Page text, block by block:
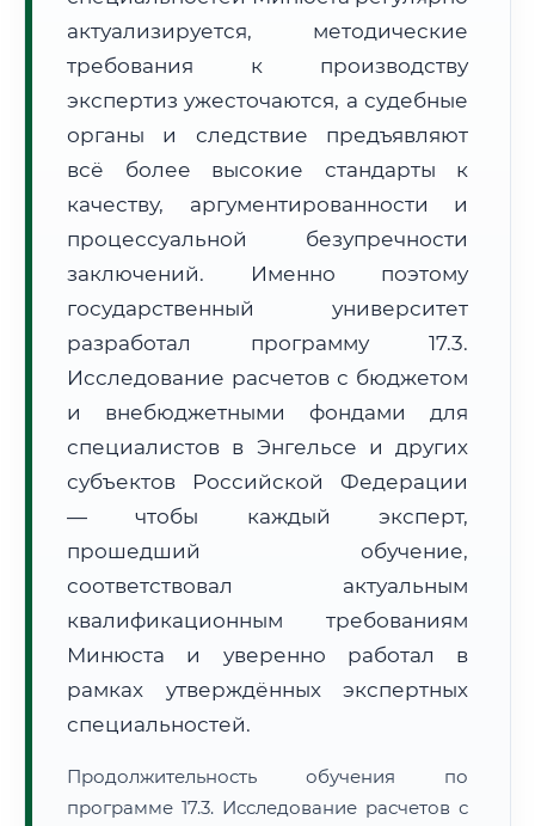
Расчет логистики оригиналов:
• Экспресс-доставка СДЭК / Почтой:
4–6 рабочих дней
🔍 Нажмите на документ для увеличения и просмотра
актуализируется, методические
требования к производству
экспертиз ужесточаются, а судебные
органы и следствие предъявляют
всё более высокие стандарты к
качеству, аргументированности и
процессуальной безупречности
заключений. Именно поэтому
государственный университет
разработал программу 17.3.
Исследование расчетов с бюджетом
и внебюджетными фондами для
специалистов в Энгельсе и других
субъектов Российской Федерации
— чтобы каждый эксперт,
прошедший обучение,
соответствовал актуальным
квалификационным требованиям
Минюста и уверенно работал в
рамках утверждённых экспертных
специальностей.
Продолжительность обучения по
программе 17.3. Исследование расчетов с